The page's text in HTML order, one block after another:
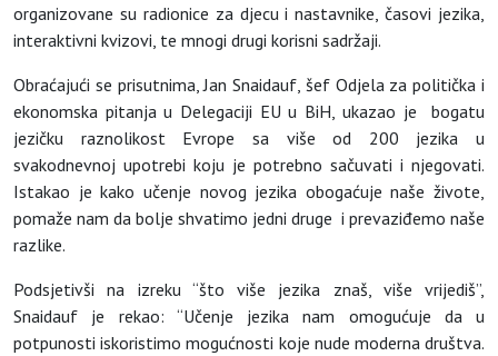
organizovane su radionice za djecu i nastavnike, časovi jezika,
interaktivni kvizovi, te mnogi drugi korisni sadržaji.
Obraćajući se prisutnima, Jan Snaidauf, šef Odjela za politička i
ekonomska pitanja u Delegaciji EU u BiH, ukazao je bogatu
jezičku raznolikost Evrope sa više od 200 jezika u
svakodnevnoj upotrebi koju je potrebno sačuvati i njegovati.
Istakao je kako učenje novog jezika obogaćuje naše živote,
pomaže nam da bolje shvatimo jedni druge i prevaziđemo naše
razlike.
Podsjetivši na izreku “što više jezika znaš, više vrijediš”,
Snaidauf je rekao: “Učenje jezika nam omogućuje da u
potpunosti iskoristimo mogućnosti koje nude moderna društva.